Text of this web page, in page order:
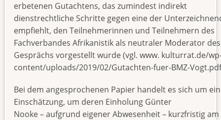
erbetenen Gutachtens, das zumindest indirekt
dienstrechtliche Schritte gegen eine der
empfiehlt, den Teilnehmerinnen und Teilnehmern des
Fachverbandes Afrikanistik als neutraler Moderator des
Gesprächs vorgestellt wurde (vgl. www. kulturrat.de/
content/uploads/2019/02/Gutachten-fuer-BMZ-
Bei dem angesprochenen Papier handelt es sich um
Einschätzung, um deren Einholung Günter
Nooke – aufgrund eigener Abwesenheit – kurzfristig am